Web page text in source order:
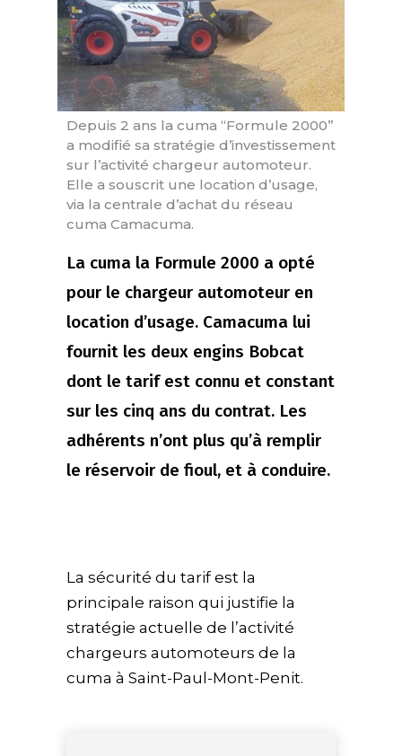
Depuis 2 ans la cuma “Formule 2000”
a modifié sa stratégie d’investissement
sur l’activité chargeur automoteur.
Elle a souscrit une location d’usage,
via la centrale d’achat du réseau
cuma Camacuma.
La cuma la Formule 2000 a opté
pour le chargeur automoteur en
location d’usage. Camacuma lui
fournit les deux engins Bobcat
dont le tarif est connu et constant
sur les cinq ans du contrat. Les
adhérents n’ont plus qu’à remplir
le réservoir de fioul, et à conduire.
La sécurité du tarif est la
principale raison qui justifie la
stratégie actuelle de l’activité
chargeurs automoteurs de la
cuma à Saint-Paul-Mont-Penit.